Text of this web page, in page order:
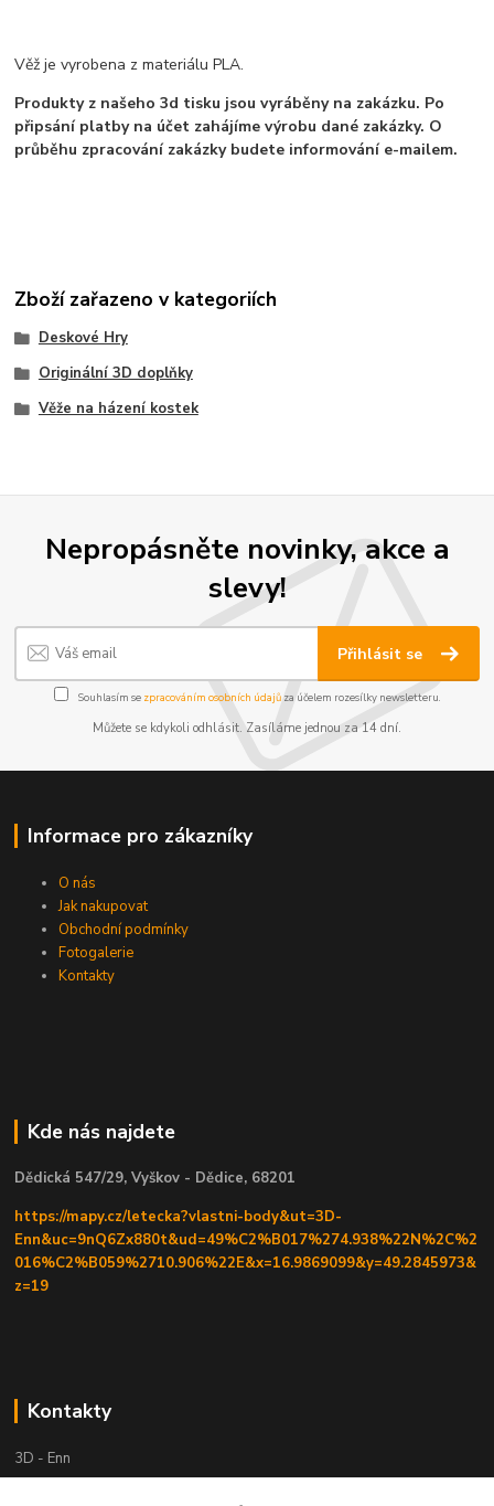
Věž je vyrobena z materiálu PLA.
Produkty z našeho 3d tisku jsou vyráběny na zakázku. Po
připsání platby na účet zahájíme výrobu dané zakázky. O
průběhu zpracování zakázky budete informování e-mailem.
Zboží zařazeno v kategoriích
Deskové Hry
Originální 3D doplňky
Věže na házení kostek
Nepropásněte novinky, akce a
slevy!
Přihlásit se
Souhlasím se zpracováním osobních údajůza účelem rozesílky newsletteru.
Můžete se kdykoli odhlásit. Zasíláme jednou za 14 dní.
Informace pro zákazníky
O nás
Jak nakupovat
Obchodní podmínky
Fotogalerie
Kontakty
Kde nás najdete
Dědická 547/29, Vyškov - Dědice, 68201
https://mapy.cz/letecka?vlastni-body&ut=3D-
Enn&uc=9nQ6Zx880t&ud=49%C2%B017%274.938%22N%2C%2
016%C2%B059%2710.906%22E&x=16.9869099&y=49.2845973&
z=19
Kontakty
3D - Enn